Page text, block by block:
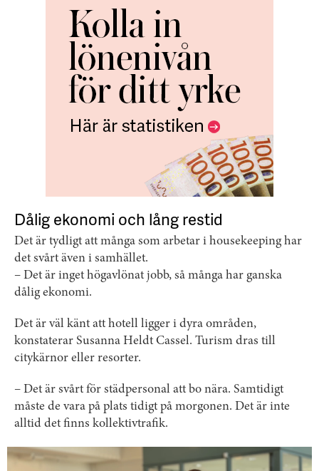
Dålig ekonomi och lång restid
Det är tydligt att många som arbetar i housekeeping har
det svårt även i samhället.
– Det är inget högavlönat jobb, så många har ganska
dålig ekonomi.
Det är väl känt att hotell ligger i dyra områden,
konstaterar Susanna Heldt Cassel. Turism dras till
citykärnor eller resorter.
– Det är svårt för städpersonal att bo nära. Samtidigt
måste de vara på plats tidigt på morgonen. Det är inte
alltid det finns kollektivtrafik.